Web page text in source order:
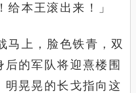
给本王滚出来！」
马上，脸色铁青，双
后的军队将迎熹楼围
明晃晃的长戈指向这